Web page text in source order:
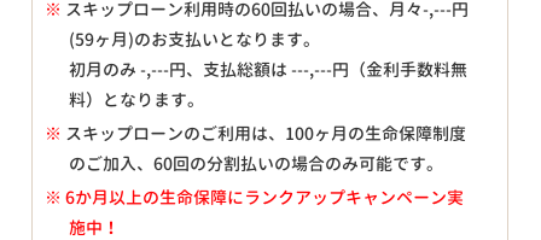
※ スキップローン利用時の60回払いの場合、月々-,---円
(59ヶ月)のお支払いとなります。
初月のみ-,---円、支払総額は---,---円（金利手数料無
料）となります。
※ スキップローンのご利用は、100ヶ月の生命保障制度
のご加入、60回の分割払いの場合のみ可能です。
※ 6か月以上の生命保障にランクアップキャンペーン実
施中！